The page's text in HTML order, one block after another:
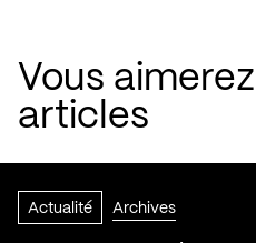
Vous
articles
Actualité Archives